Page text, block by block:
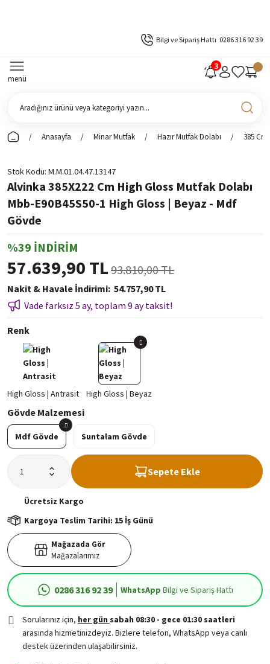
Bilgi ve Sipariş Hattı 0286 316 92 39
menü
Anasayfa Minar Mutfak Hazır Mutfak Dolabı 385 Cm
Stok Kodu M.M.01.04.47.13147
Alvinka 385X222 Cm High Gloss Mutfak Dolabı
Mbb-E90B45S50-1 High Gloss | Beyaz - Mdf
Gövde
%39 İNDİRİM
57.639,90 TL 93.810,00 TL
Nakit & Havale İndirimi 54.757,90 TL
Vade farksız 5 ay, toplam 9 ay taksit!
Renk
Gövde Malzemesi
Mdf Gövde Suntalam Gövde
Sepete Ekle
Ücretsiz Kargo
Kargoya Teslim Tarihi: 15 İş Günü
Mağazada Gör
Mağazalarımız
0286 316 92 39 WhatsApp Bilgi ve Sipariş Hattı
Sorularınız için, her gün sabah 08:30 - gece 01:30 saatleri
arasında hizmetinizdeyiz. Bizlere telefon, WhatsApp veya canlı
destek üzerinden ulaşabilirsiniz.